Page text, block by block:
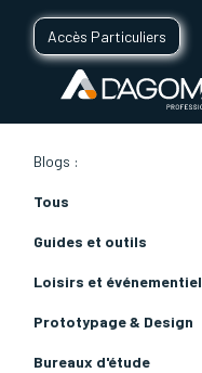
Accès Particuliers
Blogs :
Tous
Guides et outils
Loisirs et événementiel
Prototypage & Design
Bureaux d'étude